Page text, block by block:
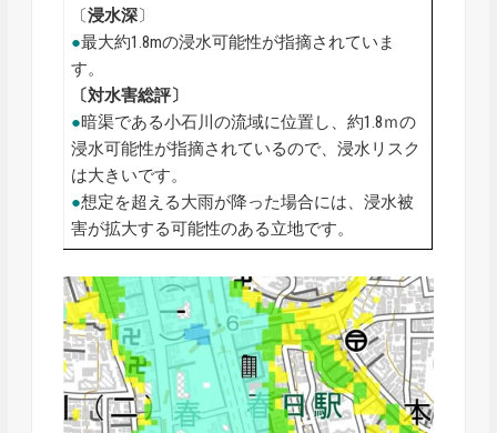
〔浸水深〕
●最大約1.8mの浸水可能性が指摘されていま
す。
〔対水害総評〕
●暗渠である小石川の流域に位置し、約1.8ｍの
浸水可能性が指摘されているので、浸水リスク
は大きいです。
●想定を超える大雨が降った場合には、浸水被
害が拡大する可能性のある立地です。